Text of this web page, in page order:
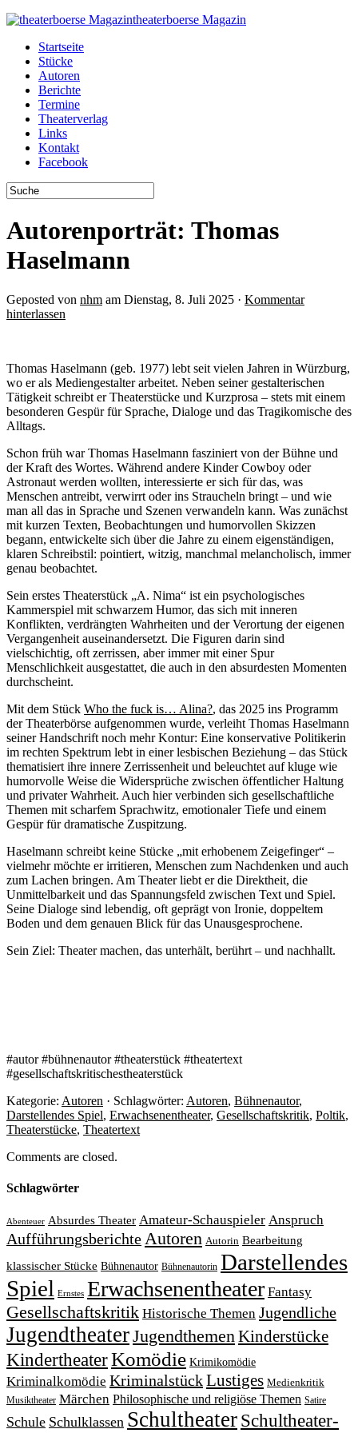
theaterboerse Magazin
Startseite
Stücke
Autoren
Berichte
Termine
Theaterverlag
Links
Kontakt
Facebook
Autorenporträt: Thomas
Haselmann
Geposted von nhm am Dienstag, 8. Juli 2025 · Kommentar
hinterlassen
Thomas Haselmann (geb. 1977) lebt seit vielen Jahren in Würzburg,
wo er als Mediengestalter arbeitet. Neben seiner gestalterischen
Tätigkeit schreibt er Theaterstücke und Kurzprosa – stets mit einem
besonderen Gespür für Sprache, Dialoge und das Tragikomische des
Alltags.
Schon früh war Thomas Haselmann fasziniert von der Bühne und
der Kraft des Wortes. Während andere Kinder Cowboy oder
Astronaut werden wollten, interessierte er sich für das, was
Menschen antreibt, verwirrt oder ins Straucheln bringt – und wie
man all das in Sprache und Szenen verwandeln kann. Was zunächst
mit kurzen Texten, Beobachtungen und humorvollen Skizzen
begann, entwickelte sich über die Jahre zu einem eigenständigen,
klaren Schreibstil: pointiert, witzig, manchmal melancholisch, immer
genau beobachtet.
Sein erstes Theaterstück „A. Nima“ ist ein psychologisches
Kammerspiel mit schwarzem Humor, das sich mit inneren
Konflikten, verdrängten Wahrheiten und der Verortung der eigenen
Vergangenheit auseinandersetzt. Die Figuren darin sind
vielschichtig, oft zerrissen, aber immer mit einer Spur
Menschlichkeit ausgestattet, die auch in den absurdesten Momenten
durchscheint.
Mit dem Stück Who the fuck is… Alina?, das 2025 ins Programm
der Theaterbörse aufgenommen wurde, verleiht Thomas Haselmann
seiner Handschrift noch mehr Kontur: Eine konservative Politikerin
im rechten Spektrum lebt in einer lesbischen Beziehung – das Stück
thematisiert ihre innere Zerrissenheit und beleuchtet auf kluge wie
humorvolle Weise die Widersprüche zwischen öffentlicher Haltung
und privater Wahrheit. Auch hier verbinden sich gesellschaftliche
Themen mit scharfem Sprachwitz, emotionaler Tiefe und einem
Gespür für dramatische Zuspitzung.
Haselmann schreibt keine Stücke „mit erhobenem Zeigefinger“ –
vielmehr möchte er irritieren, Menschen zum Nachdenken und auch
zum Lachen bringen. Am Theater liebt er die Direktheit, die
Unmittelbarkeit und das Spannungsfeld zwischen Text und Spiel.
Seine Dialoge sind lebendig, oft geprägt von Ironie, doppeltem
Boden und dem genauen Blick für das Unausgesprochene.
Sein Ziel: Theater machen, das unterhält, berührt – und nachhallt.
#autor #bühnenautor #theaterstück #theatertext
#gesellschaftskritischestheaterstück
Kategorie: Autoren · Schlagwörter: Autoren, Bühnenautor,
Darstellendes Spiel, Erwachsenentheater, Gesellschaftskritik, Poltik,
Theaterstücke, Theatertext
Comments are closed.
Schlagwörter
Abenteuer Absurdes Theater Amateur-Schauspieler Anspruch
AufführungsberichteAutoren Autorin Bearbeitung
klassischer Stücke Bühnenautor Bühnenautorin Darstellendes
Spiel Ernstes Erwachsenentheater Fantasy
Gesellschaftskritik Historische Themen Jugendliche
JugendtheaterJugendthemenKinderstücke
KindertheaterKomödie Krimikomödie
Kriminalkomödie KriminalstückLustiges Medienkritik
Musiktheater Märchen Philosophische und religiöse Themen Satire
Schule Schulklassen Schultheater Schultheater-